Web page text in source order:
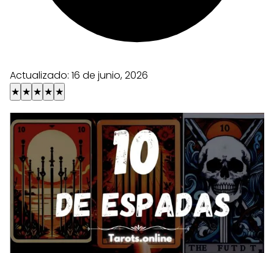
Actualizado: 16 de junio, 2026
★ ★ ★ ★ ★